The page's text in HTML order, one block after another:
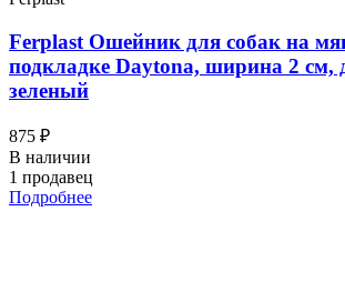
Ferplast Ошейник для собак на
подкладке Daytona, ширина 2 см,
зеленый
875 ₽
В наличии
1 продавец
Подробнее